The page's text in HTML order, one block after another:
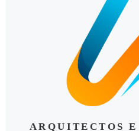
ARQUITECTOS